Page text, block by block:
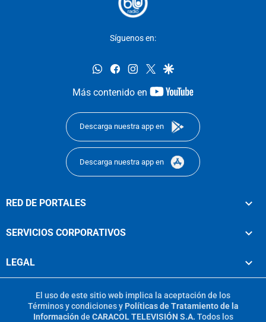
Síguenos en:
whatsappfacebookinstagram
twittergoogle
Más contenido en
youtube-
Descarga nuestra app en
Descarga nuestra app en
RED DE PORTALES
SERVICIOS CORPORATIVOS
LEGAL
El uso de este sitio web implica la aceptación de los
Términos y condicionesy Políticas de Tratamiento de la
Información de CARACOL TELEVISIÓN S.A. Todos los